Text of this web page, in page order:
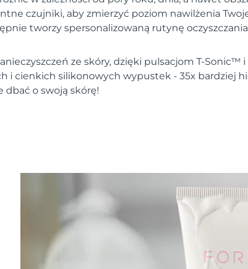
czujniki, aby zmierzyć poziom nawilżenia
tworzy spersonalizowaną rutynę
ze skóry, dzięki pulsacjom T-Sonic™
i cienkich silikonowych wypustek - 35x bardziej
dbać o swoją skórę!